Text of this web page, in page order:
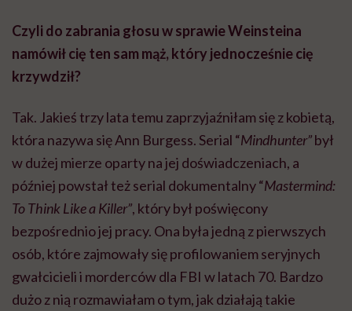
Czyli do zabrania głosu w sprawie Weinsteina
namówił cię ten sam mąż, który jednocześnie cię
krzywdził?
Tak. Jakieś trzy lata temu zaprzyjaźniłam się z kobietą,
która nazywa się Ann Burgess. Serial “Mindhunter”był
w dużej mierze oparty na jej doświadczeniach, a
później powstał też serial dokumentalny “Mastermind:
To Think Like a Killer”, który był poświęcony
bezpośrednio jej pracy. Ona była jedną z pierwszych
osób, które zajmowały się profilowaniem seryjnych
gwałcicieli i morderców dla FBI w latach 70. Bardzo
dużo z nią rozmawiałam o tym, jak działają takie